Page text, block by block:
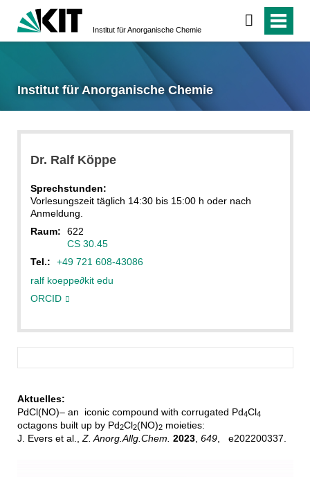
Institut für Anorganische Chemie
Institut für Anorganische Chemie
Dr. Ralf Köppe
Sprechstunden:
Vorlesungszeit täglich 14:30 bis 15:00 h oder nach
Anmeldung.
Raum:
622
CS 30.45
Tel.:
+49 721 608-43086
ralf koeppe∂kit edu
ORCID
Aktuelles:
PdCl(NO)– an iconic compound with corrugated Pd4Cl4
octagons built up by Pd2Cl2(NO)2moieties:
J. Evers et al., Z. Anorg.Allg.Chem. 2023, 649, e202200337.